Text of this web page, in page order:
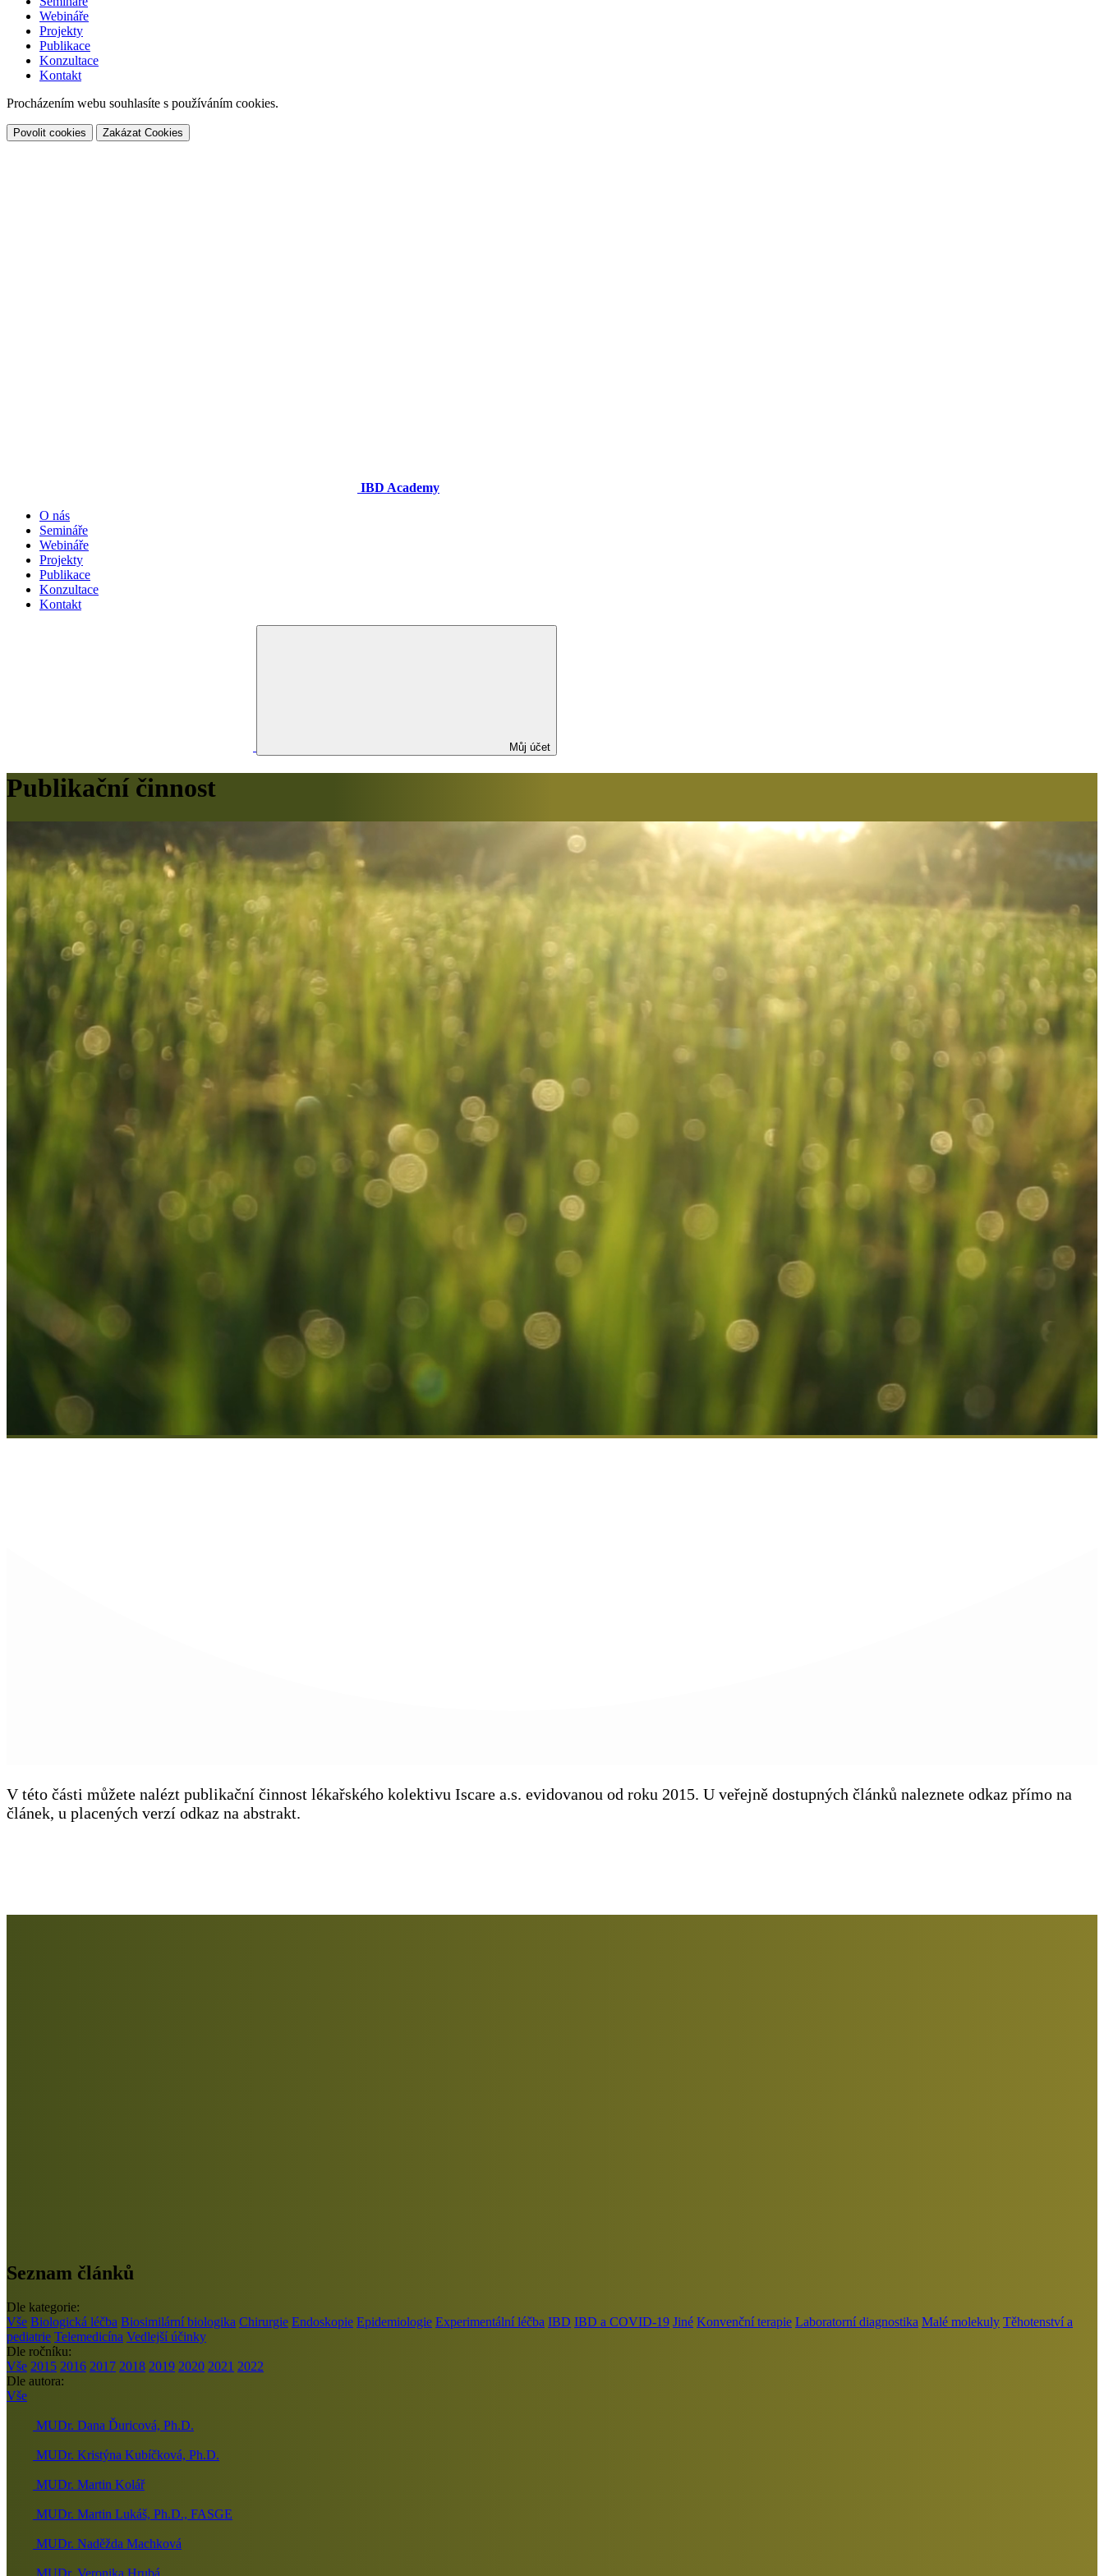
Webináře
Projekty
Publikace
Konzultace
Kontakt
Procházením webu souhlasíte s používáním cookies.
Povolit cookies Zakázat Cookies
IBD Academy
O nás
Semináře
Webináře
Projekty
Publikace
Konzultace
Kontakt
Můj účet
Publikační činnost
V této části můžete nalézt publikační činnost lékařského kolektivu Iscare a.s. evidovanou od roku 2015. U veřejně dostupných článků naleznete odkaz přímo na
článek, u placených verzí odkaz na abstrakt.
Seznam článků
Dle kategorie:
Vše Biologická léčba Biosimilární biologika Chirurgie Endoskopie Epidemiologie Experimentální léčba IBD IBD a COVID-19 Jiné Konvenční terapie Laboratorní diagnostika Malé molekuly Těhotenství a
pediatrie Telemedicína Vedlejší účinky
Dle ročníku:
Vše 2015 2016 2017 2018 2019 2020 2021 2022
Dle autora:
Vše
MUDr. Dana Ďuricová, Ph.D.
MUDr. Kristýna Kubíčková, Ph.D.
MUDr. Martin Kolář
MUDr. Martin Lukáš, Ph.D., FASGE
MUDr. Naděžda Machková